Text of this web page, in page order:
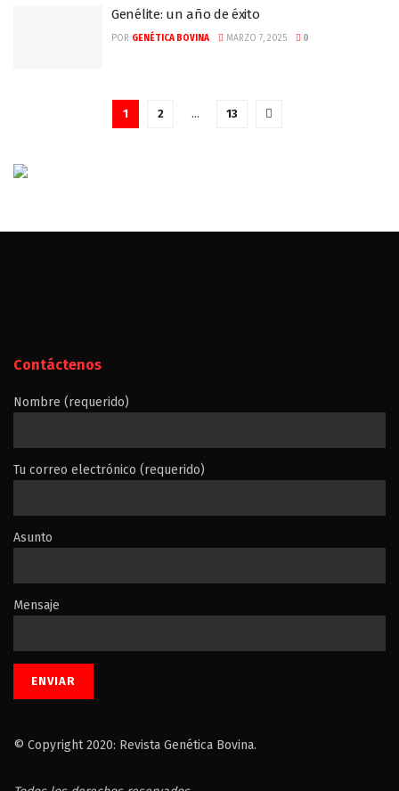
Genélite: un año de éxito
POR GENÉTICA BOVINA MARZO 7, 2025 0
1 2 … 13
Contáctenos
Nombre (requerido)
Tu correo electrónico (requerido)
Asunto
Mensaje
© Copyright 2020: Revista Genética Bovina.